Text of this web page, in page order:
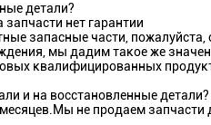
детали?
нет гарантии
запасные части,
мы дадим такое же
квалифицированных
и на восстановленные детали?
не продаем запчасти